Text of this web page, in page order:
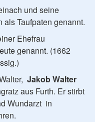
und seine
als Taufpaten genannt.
Ehefrau
genannt. (1662
Jakob Walter
aus Furth. Er stirbt
Wundarzt in